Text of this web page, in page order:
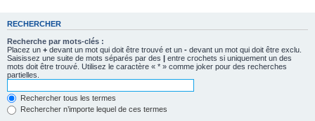
RECHERCHER
Recherche par mots-clés :
Placez un + devant un mot qui doit être trouvé et un - devant un mot qui doit être exclu.
Saisissez une suite de mots séparés par des | entre crochets si uniquement un des
mots doit être trouvé. Utilisez le caractère « * » comme joker pour des recherches
partielles.
Rechercher tous les termes
Rechercher n’importe lequel de ces termes